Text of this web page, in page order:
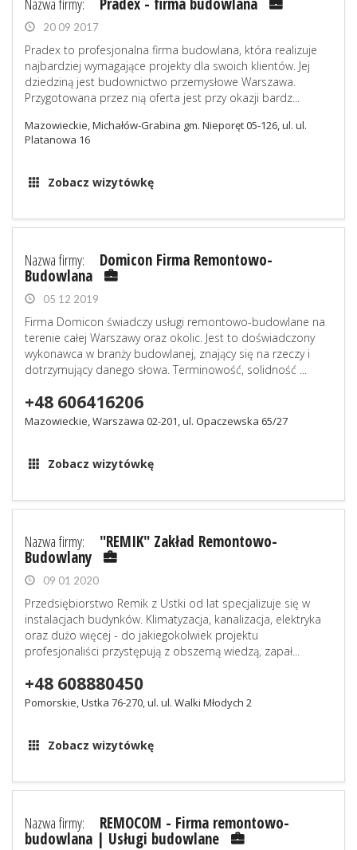
20 09 2017
Pradex to profesjonalna firma budowlana, która realizuje
najbardziej wymagające projekty dla swoich klientów. Jej
dziedziną jest budownictwo przemysłowe Warszawa.
Przygotowana przez nią oferta jest przy okazji bardz...
Mazowieckie, Michałów-Grabina gm. Nieporęt 05-126, ul. ul.
Platanowa 16
Zobacz wizytówkę
Nazwa firmy: Domicon Firma Remontowo-
Budowlana
05 12 2019
Firma Domicon świadczy usługi remontowo-budowlane na
terenie całej Warszawy oraz okolic. Jest to doświadczony
wykonawca w branży budowlanej, znający się na rzeczy i
dotrzymujący danego słowa. Terminowość, solidność ...
+48 606416206
Mazowieckie, Warszawa 02-201, ul. Opaczewska 65/27
Zobacz wizytówkę
Nazwa firmy: "REMIK" Zakład Remontowo-
Budowlany
09 01 2020
Przedsiębiorstwo Remik z Ustki od lat specjalizuje się w
instalacjach budynków. Klimatyzacja, kanalizacja, elektryka
oraz dużo więcej - do jakiegokolwiek projektu
profesjonaliści przystępują z obszerną wiedzą, zapał...
+48 608880450
Pomorskie, Ustka 76-270, ul. ul. Walki Młodych 2
Zobacz wizytówkę
Nazwa firmy: REMOCOM - Firma remontowo-
budowlana | Usługi budowlane